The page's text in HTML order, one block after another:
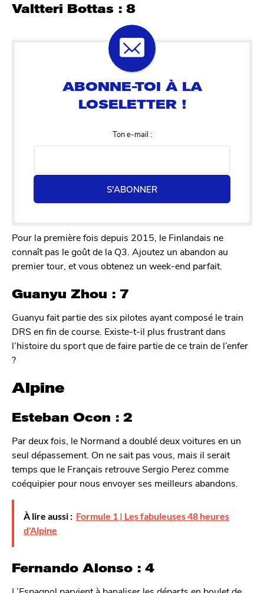
Valtteri Bottas : 8
Ton e-mail :
S'ABONNER
Pour la première fois depuis 2015, le Finlandais ne
connaît pas le goût de la Q3. Ajoutez un abandon au
premier tour, et vous obtenez un week-end parfait.
Guanyu Zhou : 7
Guanyu fait partie des six pilotes ayant composé le train
DRS en fin de course. Existe-t-il plus frustrant dans
l’histoire du sport que de faire partie de ce train de l’enfer
?
Alpine
Esteban Ocon : 2
Par deux fois, le Normand a doublé deux voitures en un
seul dépassement. On ne sait pas vous, mais il serait
temps que le Français retrouve Sergio Perez comme
coéquipier pour nous envoyer ses meilleurs abandons.
À lire aussi : Formule 1 | Les fabuleuses 48 heures
d'Alpine
Fernando Alonso : 4